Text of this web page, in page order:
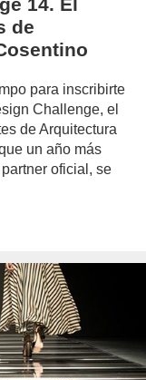
de
para inscribirte
Challenge, el
de Arquitectura
un año más
oficial, se
author/redaccion/